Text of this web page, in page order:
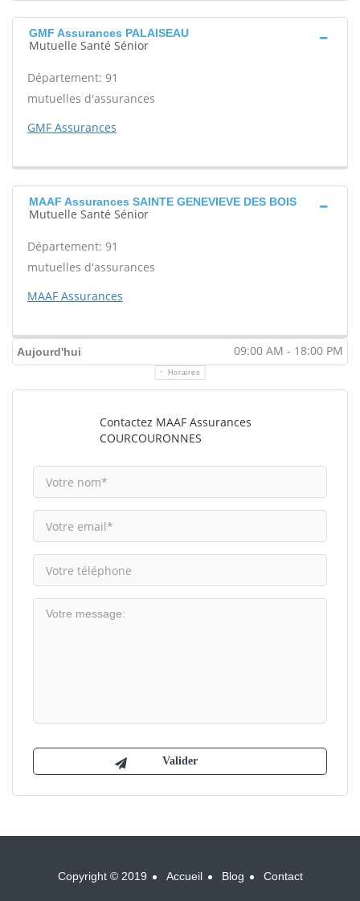
GMF Assurances PALAISEAU
Mutuelle Santé Sénior
Département: 91
mutuelles d'assurances
GMF Assurances
MAAF Assurances SAINTE GENEVIEVE DES BOIS
Mutuelle Santé Sénior
Département: 91
mutuelles d'assurances
MAAF Assurances
Aujourd'hui 09:00 AM - 18:00 PM
Horaires
Contactez MAAF Assurances
COURCOURONNES
Copyright © 2019 Accueil Blog Contact